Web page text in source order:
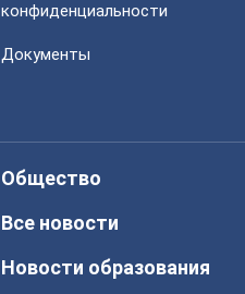
конфиденциальности
Документы
Общество
Все новости
Новости образования